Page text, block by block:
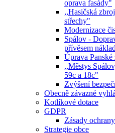
oprava fasády"
,,Hasičská
střechy"
Modernizace
Spálov -
přívěsem
Úprava Panské
,,Městys
59c a 18c"
Zvýšení
Obecně závazné
Kotlíkové dotace
GDPR
Zásady
Strategie obce